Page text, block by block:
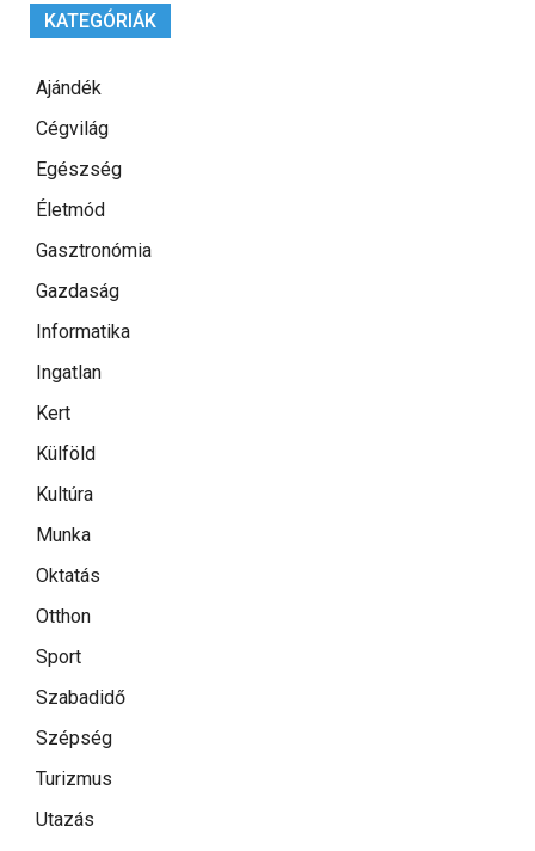
KATEGÓRIÁK
Ajándék
Cégvilág
Egészség
Életmód
Gasztronómia
Gazdaság
Informatika
Ingatlan
Kert
Külföld
Kultúra
Munka
Oktatás
Otthon
Sport
Szabadidő
Szépség
Turizmus
Utazás